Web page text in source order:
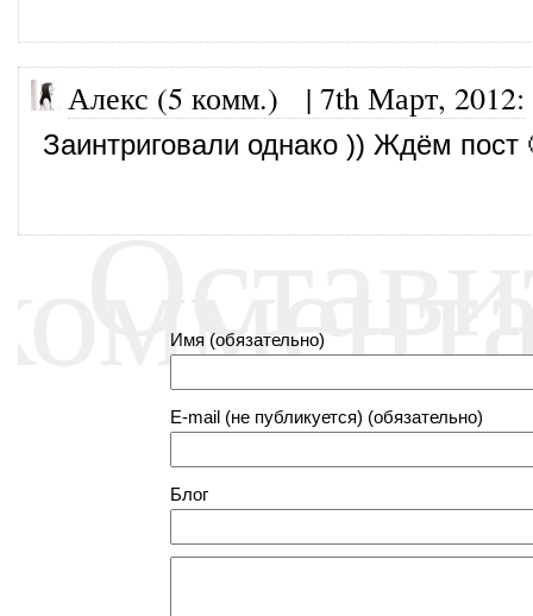
Алекс (5 комм.) | 7th Март, 2012:
Заинтриговали однако )) Ждём пост
Имя (обязательно)
E-mail (не публикуется) (обязательно)
Блог